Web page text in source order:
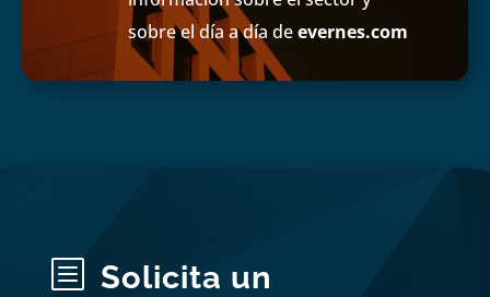
sobre el día a día deevernes.com
b
Solicita un